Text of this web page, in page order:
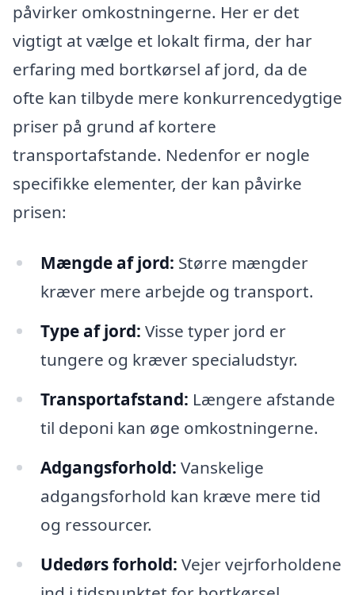
påvirker omkostningerne. Her er det
vigtigt at vælge et lokalt firma, der har
erfaring med bortkørsel af jord, da de
ofte kan tilbyde mere konkurrencedygtige
priser på grund af kortere
transportafstande. Nedenfor er nogle
specifikke elementer, der kan påvirke
prisen:
Mængde af jord: Større mængder
kræver mere arbejde og transport.
Type af jord: Visse typer jord er
tungere og kræver specialudstyr.
Transportafstand: Længere afstande
til deponi kan øge omkostningerne.
Adgangsforhold: Vanskelige
adgangsforhold kan kræve mere tid
og ressourcer.
Udedørs forhold: Vejer vejrforholdene